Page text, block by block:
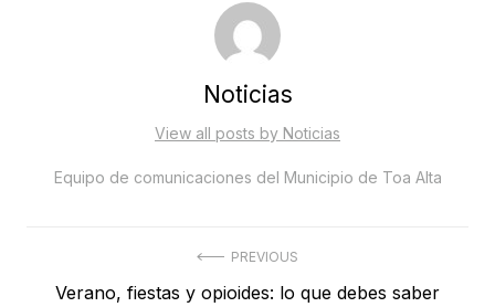
Noticias
View all posts by Noticias
Equipo de comunicaciones del Municipio de Toa Alta
PREVIOUS
Previous
Verano, fiestas y opioides: lo que debes saber